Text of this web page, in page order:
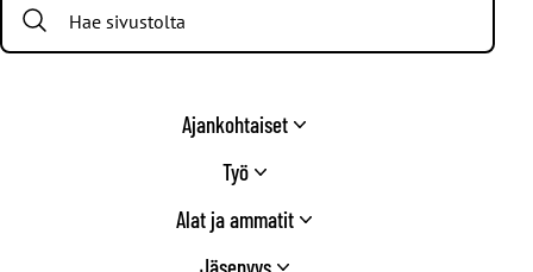
Twitter
Ajankohtaiset
Työ
Alat ja ammatit